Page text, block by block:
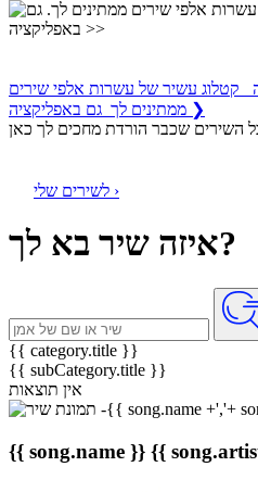
קטלוג עשיר של עשרות אלפי שירים
ממתינים לך גם באפליקציה ❯
לשירים שלי ›
איזה שיר בא לך?
{{ category.title }}
{{ subCategory.title }}
אין תוצאות
{{ song.name }} {{